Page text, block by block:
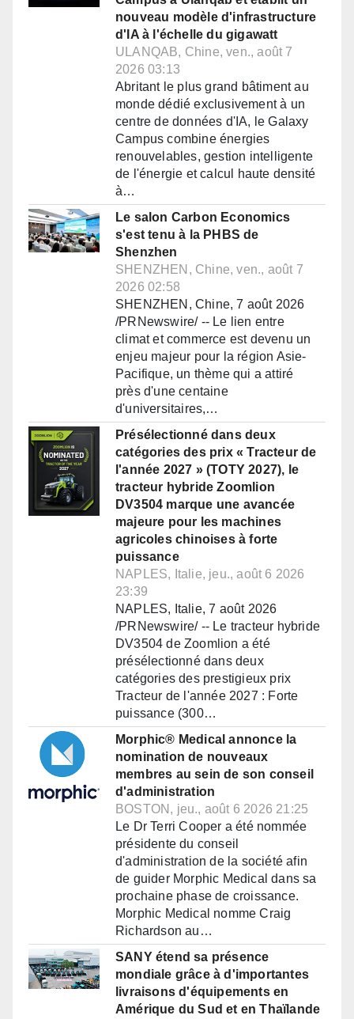
nouveau modèle d'infrastructure
d'IA à l'échelle du gigawatt
ULANQAB, Chine, ven., août 7
2026 03:13
Abritant le plus grand bâtiment au
monde dédié exclusivement à un
centre de données d'IA, le Galaxy
Campus combine énergies
renouvelables, gestion intelligente
de l'énergie et calcul haute densité
à…
Le salon Carbon Economics
s'est tenu à la PHBS de
Shenzhen
SHENZHEN, Chine, ven., août 7
2026 02:58
SHENZHEN, Chine, 7 août 2026
/PRNewswire/ -- Le lien entre
climat et commerce est devenu un
enjeu majeur pour la région Asie-
Pacifique, un thème qui a attiré
près d'une centaine
d'universitaires,…
Présélectionné dans deux
catégories des prix « Tracteur de
l'année 2027 » (TOTY 2027), le
tracteur hybride Zoomlion
DV3504 marque une avancée
majeure pour les machines
agricoles chinoises à forte
puissance
NAPLES, Italie, jeu., août 6 2026
23:39
NAPLES, Italie, 7 août 2026
/PRNewswire/ -- Le tracteur hybride
DV3504 de Zoomlion a été
présélectionné dans deux
catégories des prestigieux prix
Tracteur de l'année 2027 : Forte
puissance (300…
Morphic® Medical annonce la
nomination de nouveaux
membres au sein de son conseil
d'administration
BOSTON, jeu., août 6 2026 21:25
Le Dr Terri Cooper a été nommée
présidente du conseil
d'administration de la société afin
de guider Morphic Medical dans sa
prochaine phase de croissance.
Morphic Medical nomme Craig
Richardson au…
SANY étend sa présence
mondiale grâce à d'importantes
livraisons d'équipements en
Amérique du Sud et en Thaïlande